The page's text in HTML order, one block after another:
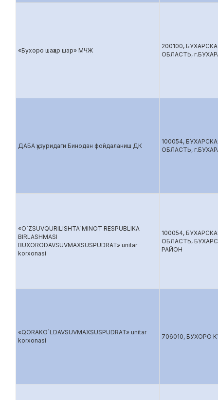
«Бухоро шаҳар шар» МЧЖ
200100,
ОБЛАСТЬ,
ДАБА ҳузуридаги Бинодан фойдаланиш ДК
100054,
ОБЛАСТЬ,
«O`ZSUVQURILISHTA`MINOT RESPUBLIKA
BIRLASHMASI
BUXORODAVSUVMAXSUSPUDRAT» unitar
korxonasi
100054,
ОБЛАСТЬ,
РАЙОН
«QORAKO`LDAVSUVMAXSUSPUDRAT» unitar
korxonasi
706010, БУХОРО